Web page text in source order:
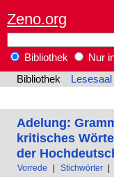
Zeno.org
Bibliothek
Nur
Bibliothek
Lesesaal
Adelung:
kritisches
der
Vorrede Stichwörter